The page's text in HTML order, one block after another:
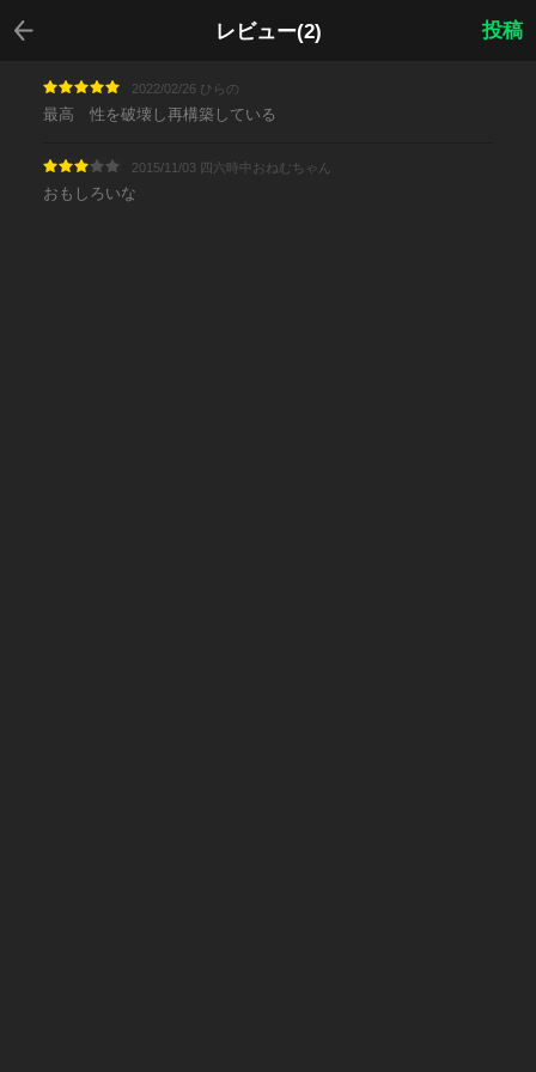
レビュー(2)
戻る
投稿
2022/02/26 ひらの
最高 性を破壊し再構築している
2015/11/03 四六時中おねむちゃん
おもしろいな